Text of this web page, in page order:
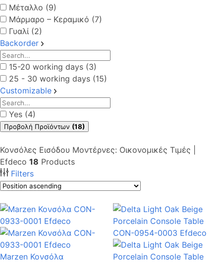
Μέταλλο (9)
Μάρμαρο – Κεραμικό (7)
Γυαλί (2)
Backorder
15-20 working days (3)
25 - 30 working days (15)
Customizable
Yes (4)
Προβολή Προϊόντων (18)
Κονσόλες Εισόδου Μοντέρνες: Οικονομικές Τιμές |
Efdeco 18 Products
Filters
Marzen Κονσόλα